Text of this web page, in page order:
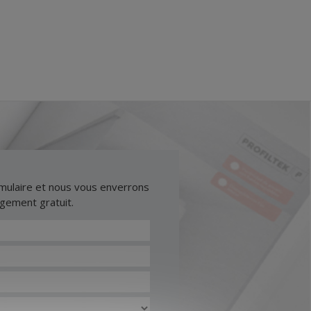
et nous vous enverrons
gratuit.